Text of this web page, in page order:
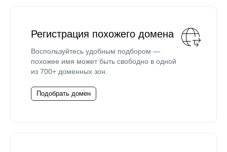
Регистрация похожего домена
Воспользуйтесь удобным подбором —
похожее имя может быть свободно в одной
из 700+ доменных зон.
Подобрать домен